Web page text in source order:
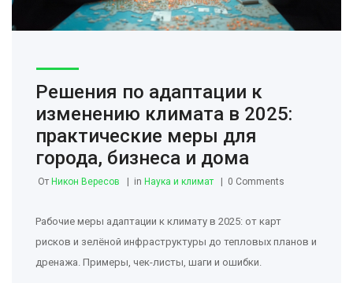
Решения по адаптации к
изменению климата в 2025:
практические меры для
города, бизнеса и дома
От Никон Вересов in Наука и климат 0 Comments
Рабочие меры адаптации к климату в 2025: от карт
рисков и зелёной инфраструктуры до тепловых планов и
дренажа. Примеры, чек-листы, шаги и ошибки.